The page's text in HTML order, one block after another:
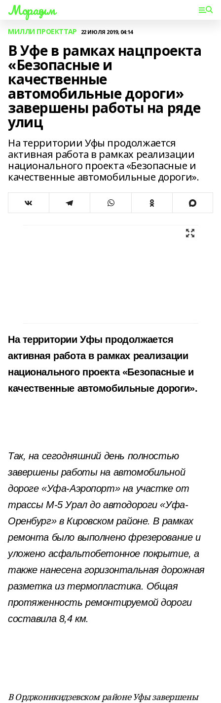
Мораҙым
МИЛЛИ ПРОЕКТТАР 22 ИЮЛЯ 2019, 04:14
В Уфе в рамках нацпроекта
«Безопасные и
качественные
автомобильные дороги»
завершены работы на ряде
улиц
На территории Уфы продолжается
активная работа в рамках реализации
национального проекта «Безопасные и
качественные автомобильные дороги».
На территории Уфы продолжается
активная работа в рамках реализации
национального проекта «Безопасные и
качественные автомобильные дороги».
Так, на сегодняшний день полностью
завершены работы на автомобильной
дороге «Уфа-Аэропорт» на участке от
трассы М-5 Урал до автодороги «Уфа-
Оренбург» в Кировском районе. В рамках
ремонта было выполнено фрезерование и
уложено асфальтобетонное покрытие, а
также нанесена горизонтальная дорожная
разметка из термопластика. Общая
протяженность ремонтируемой дороги
составила 8,4 км.
В Орджоникидзевском районе Уфы завершены